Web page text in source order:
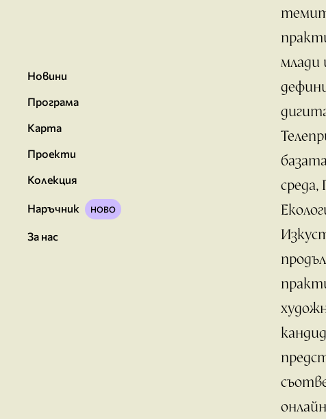
Новини
Програма
Карта
Проекти
Колекция
Наръчник
За нас